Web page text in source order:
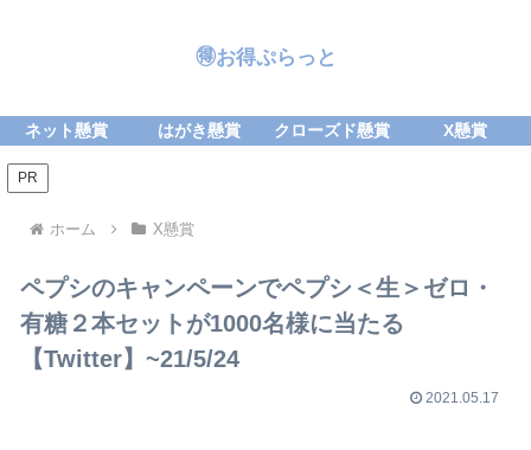
🉐お得ぷらっと
ネット懸賞 はがき懸賞 クローズド懸賞 X懸賞
PR
ホーム X懸賞
ペプシのキャンペーンでペプシ＜生＞ゼロ・
有糖２本セットが1000名様に当たる
【Twitter】~21/5/24
2021.05.17